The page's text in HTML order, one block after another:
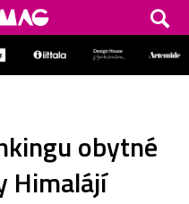
obytné
Himalájí